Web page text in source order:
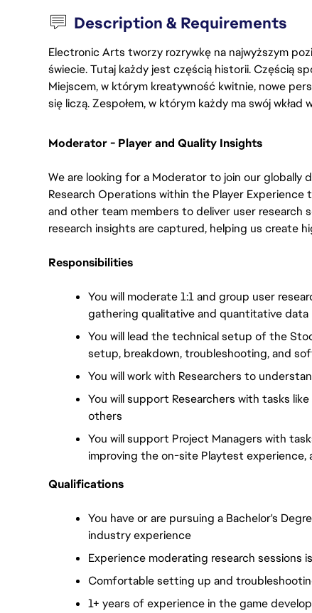
Description & Requirements
Electronic Arts tworzy rozrywkę na najwyższym
świecie. Tutaj każdy jest częścią historii. Częścią
Miejscem, w którym kreatywność kwitnie, nowe
się liczą. Zespołem, w którym każdy ma swój wkład
Moderator - Player and Quality Insights
We are looking for a Moderator to join our globally
Research Operations within the Player
and other team members to deliver user research
research insights are captured, helping us create
Responsibilities
You will moderate 1:1 and group user
gathering qualitative and quantitative data
You will lead the technical setup of the
setup, breakdown, troubleshooting, and
You will work with Researchers to
You will support Researchers with tasks
others
You will support Project Managers with
improving the on-site Playtest
Qualifications
You have or are pursuing a Bachelor's
industry experience
Experience moderating research sessions
Comfortable setting up and
1+ years of experience in the game